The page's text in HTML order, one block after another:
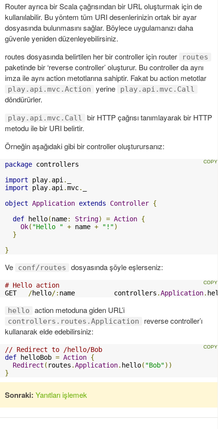
Router ayrıca bir Scala çağrısından bir URL oluşturmak için de
kullanılabilir. Bu yöntem tüm URI desenlerinizin ortak bir ayar
dosyasında bulunmasını sağlar. Böylece uygulamanızı daha
güvenle yeniden düzenleyebilirsiniz.
routes dosyasında belirtilen her bir controller için router
routes
paketinde bir ‘reverse controller’ oluşturur. Bu controller da aynı
imza ile aynı action metotlarına sahiptir. Fakat bu action metotlar
play.api.mvc.Action yerine play.api.mvc.Call
döndürürler.
play.api.mvc.Call
bir HTTP çağrısı tanımlayarak bir HTTP
metodu ile bir URI belirtir.
Örneğin aşağıdaki gibi bir controller oluşturursanız:
package controllers
import play. api .
import play. api .mvc.
object Application extends Controller {
def hello(name: String) = Action {
Ok( "Hello " + name + "!")
}
}
Ve conf/routes dosyasında şöyle eşlerseniz:
# Hello action
GET
/hello/: name          controllers .Application.
hello action metoduna giden URL’i
controllers.routes.Application
reverse controller’ı
kullanarak elde edebilirsiniz:
// Redirect to /hello/Bob
def helloBob = Action {
Redirect ( routes .Application. hello( "Bob"))
}
Sonraki: Yanıtları işlemek